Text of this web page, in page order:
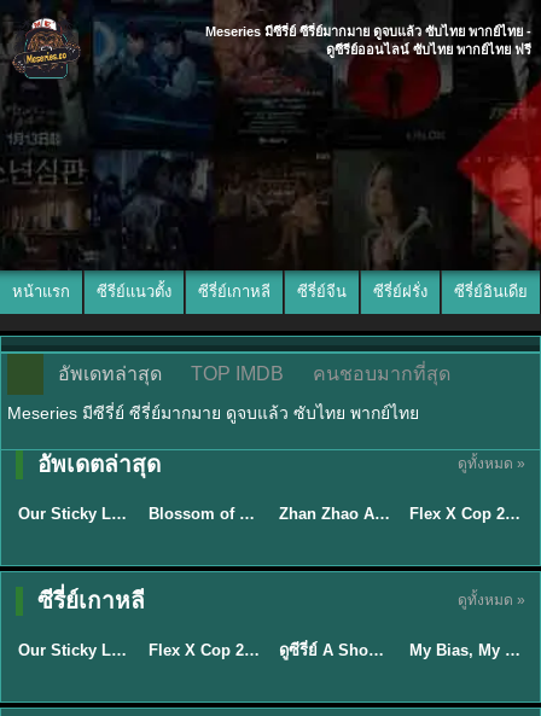
Meseries มีซีรี่ย์ ซีรี่ย์มากมาย ดูจบแล้ว ซับไทย พากย์ไทย -
ดูซีรีย์ออนไลน์ ซับไทย พากย์ไทย ฟรี
หน้าแรก ซีรีย์แนวตั้ง ซีรี่ย์เกาหลี ซีรี่ย์จีน ซีรี่ย์ฝรั่ง ซีรี่ย์อินเดีย
อัพเดทล่าสุด TOP IMDB คนชอบมากที่สุด
Meseries มีซีรี่ย์ ซีรี่ย์มากมาย ดูจบแล้ว ซับไทย พากย์ไทย
อัพเดตล่าสุด ดูทั้งหมด »
★6
ซับไทย
Our Sticky Love รักติดหนึบ (2026) พากย์ไทย ซับไทย EP.1-12 Blossom of Power (2026) บุหงาซ่อนคม พากย์ไทย ซับไทย EP1-36 ★5 Zhan Zhao Adventures จั่นเจาตะลุยยุทธภพ (2026) พากย์ไทย ซับไทย EP.1-37 (จบ) ★8
ซับไทย
Flex X Cop 2 คุณชายสายสืบ ซีซั่น 2 (2026) พากย์ไทย ซับไทย EP.1-14
ซีรี่ย์เกาหลี ดูทั้งหมด »
★6
ซับไทย
Our Sticky Love รักติดหนึบ (2026) พากย์ไทย ซับไทย EP.1-12 ★8 Flex X Cop 2 คุณชายสายสืบ ซีซั่น 2 (2026) พากย์ไทย ซับไทย EP.1-14 ★8 EP.16ดูซีรี่ย์ A Shop for Killers 2 ร้านลับนักฆ่า ซีซัน 2 (2026) ซับไทย-พากย์ไทย
ซับไทย
My Bias, My Boss เมื่อเมนฉันเป็นประธานบริษัท (2026) พากย์ไทย ซับไทย EP.1-12